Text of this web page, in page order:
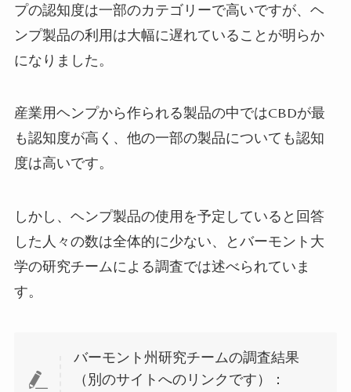
プの認知度は一部のカテゴリーで高いですが、ヘ
ンプ製品の利用は大幅に遅れていることが明らか
になりました。
産業用ヘンプから作られる製品の中ではCBDが最
も認知度が高く、他の一部の製品についても認知
度は高いです。
しかし、ヘンプ製品の使用を予定していると回答
した人々の数は全体的に少ない、とバーモント大
学の研究チームによる調査では述べられていま
す。
バーモント州研究チームの調査結果
（別のサイトへのリンクです）：